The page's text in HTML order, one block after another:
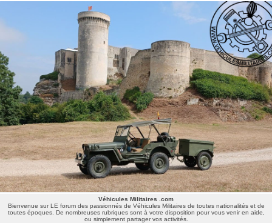
Véhicules Militaires .com
Bienvenue sur LE forum des passionnés de Véhicules Militaires de toutes nationalités et de
toutes époques. De nombreuses rubriques sont à votre disposition pour vous venir en aide,
ou simplement partager vos activités.
Véhicules Militaires .com
Bienvenue sur LE forum des passionnés de Véhicules Militaires de toutes nationalités et de
toutes époques. De nombreuses rubriques sont à votre disposition pour vous venir en aide,
ou simplement partager vos activités.